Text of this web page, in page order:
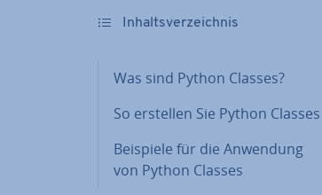
In­halts­ver­zeich­nis
Was sind Python Classes?
So erstellen Sie Python Classes
Beispiele für die Anwendung
von Python Classes